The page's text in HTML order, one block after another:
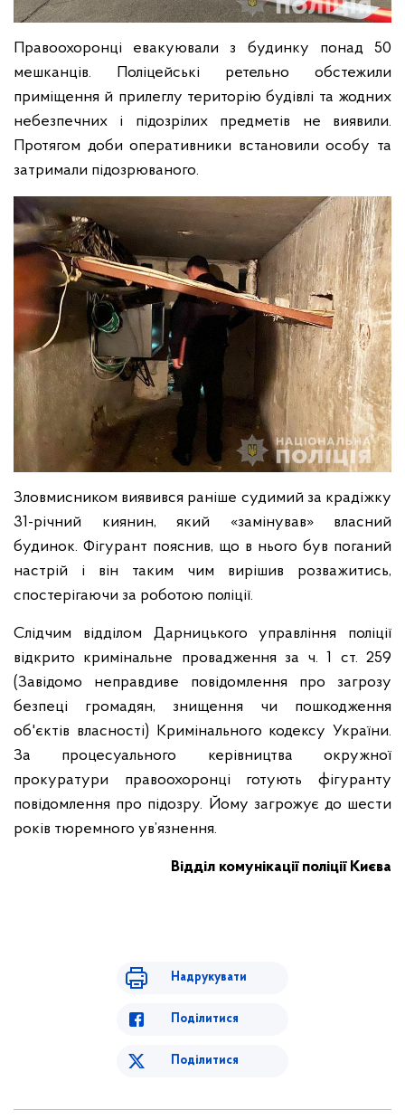
Правоохоронці евакуювали з будинку понад 50
мешканців. Поліцейські ретельно обстежили
приміщення й прилеглу територію будівлі та жодних
небезпечних і підозрілих предметів не виявили.
Протягом доби оперативники встановили особу та
затримали підозрюваного.
Зловмисником виявився раніше судимий за крадіжку
31-річний киянин, який «замінував» власний
будинок. Фігурант пояснив, що в нього був поганий
настрій і він таким чим вирішив розважитись,
спостерігаючи за роботою поліції.
Слідчим відділом Дарницького управління поліції
відкрито кримінальне провадження за ч. 1 ст. 259
(Завідомо неправдиве повідомлення про загрозу
безпеці громадян, знищення чи пошкодження
об'єктів власності) Кримінального кодексу України.
За процесуального керівництва окружної
прокуратури правоохоронці готують фігуранту
повідомлення про підозру. Йому загрожує до шести
років тюремного ув’язнення.
Відділ комунікації поліції Києва
Надрукувати
Поділитися
Поділитися